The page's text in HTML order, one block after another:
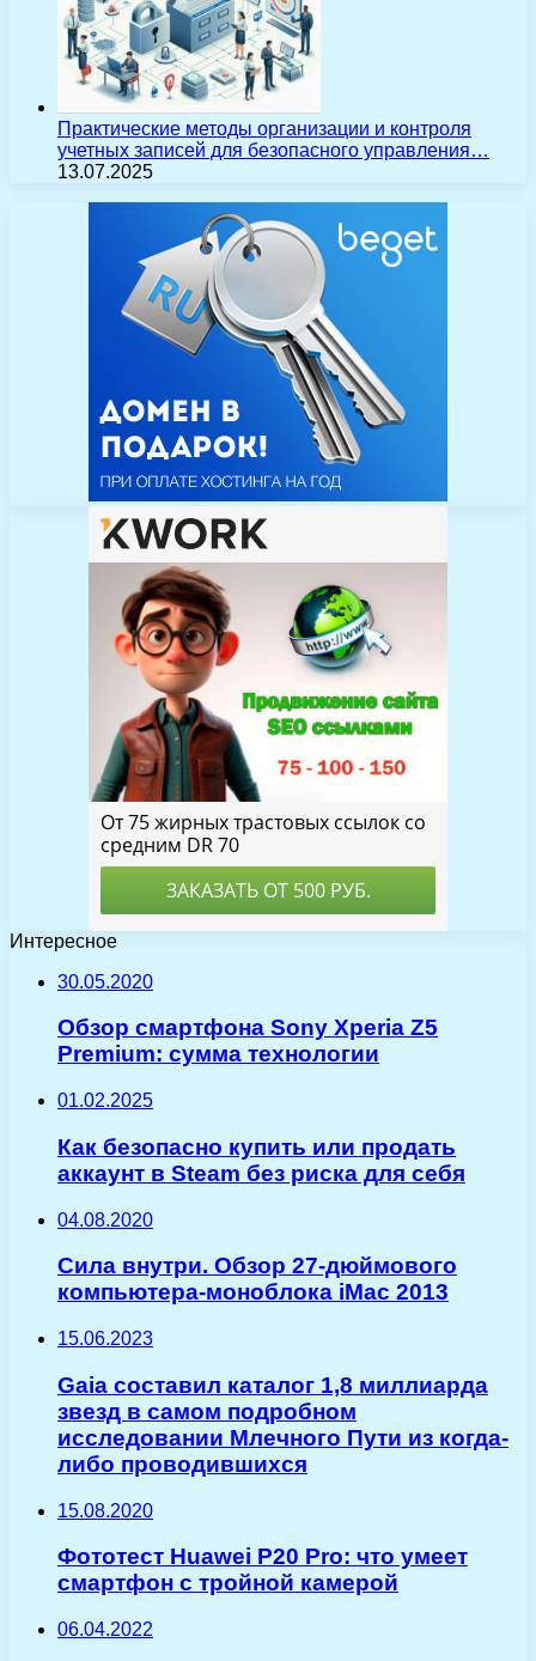
Практические методы организации и контроля
учетных записей для безопасного управления…
13.07.2025
Интересное
30.05.2020
Обзор смартфона Sony Xperia Z5
Premium: сумма технологии
01.02.2025
Как безопасно купить или продать
аккаунт в Steam без риска для себя
04.08.2020
Сила внутри. Обзор 27-дюймового
компьютера-моноблока iMac 2013
15.06.2023
Gaia составил каталог 1,8 миллиарда
звезд в самом подробном
исследовании Млечного Пути из когда-
либо проводившихся
15.08.2020
Фототест Huawei P20 Pro: что умеет
смартфон с тройной камерой
06.04.2022